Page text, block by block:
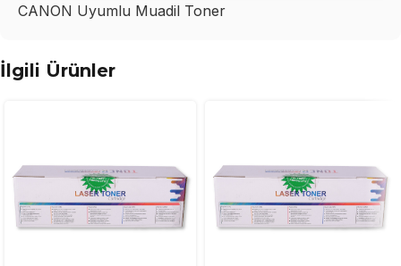
CANON Uyumlu Muadil Toner
İlgili Ürünler